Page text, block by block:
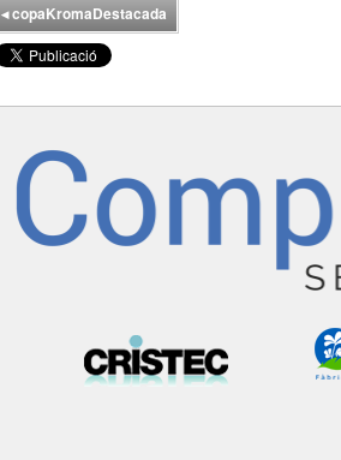
◂copaKromaDestacada